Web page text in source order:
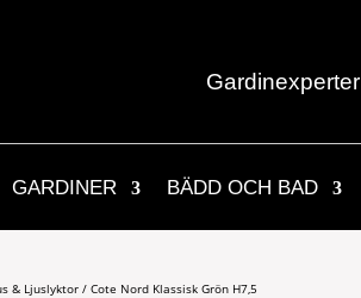
Gardinexperter
GARDINER BÄDD OCH BAD
& Ljuslyktor / Cote Nord Klassisk Grön H7,5